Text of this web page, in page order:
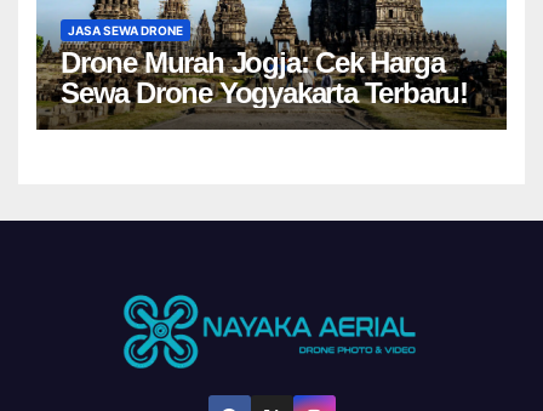
JASA SEWA DRONE
Drone Murah Jogja: Cek Harga
Sewa Drone Yogyakarta Terbaru!